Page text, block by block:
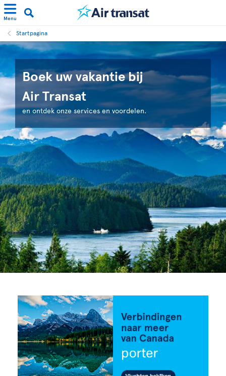
Menu
Startpagina
Boek uw vakantie bij
Air Transat
en ontdek onze services en voordelen.